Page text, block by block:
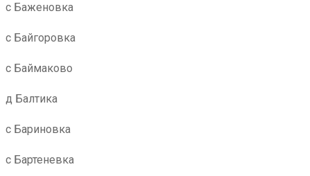
с Баженовка
с Байгоровка
с Баймаково
д Балтика
с Бариновка
с Бартеневка